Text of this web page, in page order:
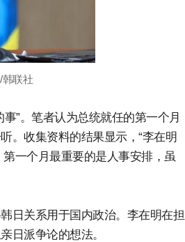
联社
”。笔者认为总统就任的第一个月
。收集资料的结果显示，“李在明
一个月最重要的是人事安排，虽
日关系用于国内政治。李在明在担
日派争论的想法。